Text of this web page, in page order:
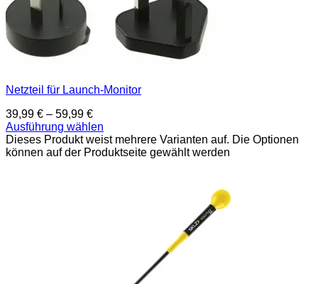
Netzteil für Launch-Monitor
39,99 € – 59,99 €
Ausführung wählen
Dieses Produkt weist mehrere Varianten auf. Die Optionen
können auf der Produktseite gewählt werden